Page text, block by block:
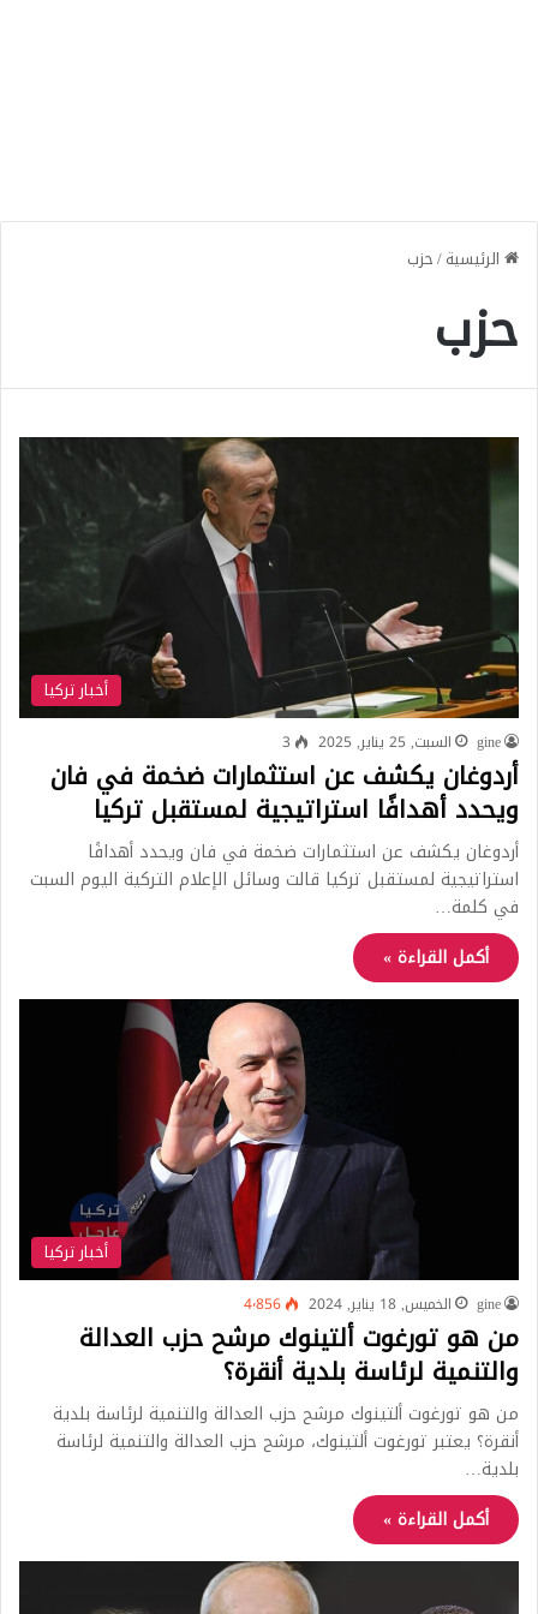
الرئيسية/حزب
حزب
أخبار تركيا
gine السبت, 25 يناير, 2025 3
أردوغان يكشف عن استثمارات ضخمة في فان
ويحدد أهدافًا استراتيجية لمستقبل تركيا
أردوغان يكشف عن استثمارات ضخمة في فان ويحدد أهدافًا
استراتيجية لمستقبل تركيا قالت وسائل الإعلام التركية اليوم السبت
في كلمة…
أكمل القراءة »
أخبار تركيا
gine الخميس, 18 يناير, 2024 4٬856
من هو تورغوت ألتينوك مرشح حزب العدالة
والتنمية لرئاسة بلدية أنقرة؟
من هو تورغوت ألتينوك مرشح حزب العدالة والتنمية لرئاسة بلدية
أنقرة؟ يعتبر تورغوت ألتينوك، مرشح حزب العدالة والتنمية لرئاسة
بلدية…
أكمل القراءة »